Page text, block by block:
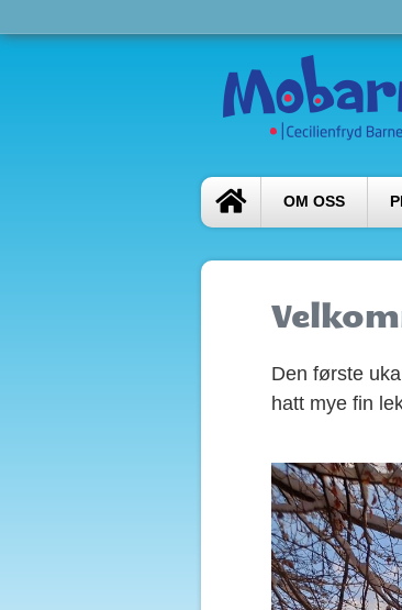
OM OSS
Den første
hatt mye fin